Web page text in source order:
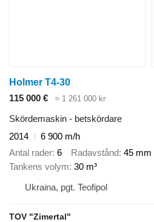
Holmer T4-30
115 000 €
≈ 1 261 000 kr
Skördemaskin - betskördare
2014
6 900 m/h
Antal rader 6 Radavstånd 45 mm
Tankens volym 30 m³
Ukraina, pgt. Teofipol
TOV "Zimertal"